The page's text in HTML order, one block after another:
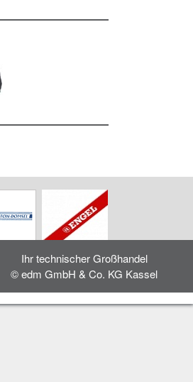
Ihr technischer Großhandel
© edm GmbH & Co. KG Kassel